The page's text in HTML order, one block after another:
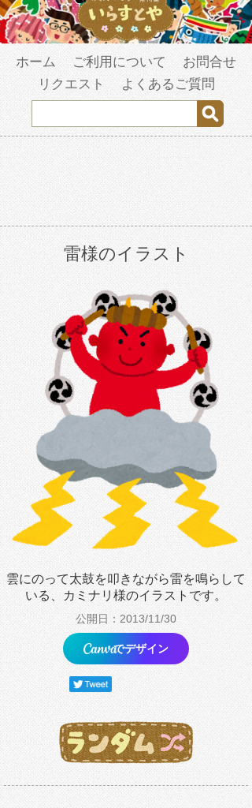
ホーム ご利用について
お問合せ
リクエスト
よくあるご質問
雷様のイラスト
雲にのって太鼓を叩きながら雷を鳴らして
いる、カミナリ様のイラストです。
公開日：2013/11/30
でデザイン